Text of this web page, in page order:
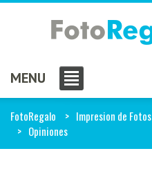
MENU
FotoRegalo Impresion de Fotos
Opiniones